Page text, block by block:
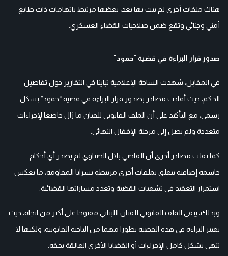
هناك ملفات أخرى لم يبت بها بعد، بعضها مرتبط باتهامات ذات طابع
أمني وجنائي وتقع ضمن صلاحيات القضاء العسكري.
صدور قرار البراءة في قضية "حمود"
في المقابل، شهدت الساحة الإعلامية تباينا في التقارير حول تفاصيل
الحكم، حيث أفادت مصادر بصدور قرار البراءة في قضية “حمود” بشكل
رسمي، مع التأكيد على أن الملف القانوني للفنان ما زال خاضعا لإجراءات
متعددة ولم يصل إلى مرحلة الإقفال النهائي.
كما نقلت مصادر أخرى أن القاضي بلال الضناوي لم يصدر أي أحكام
حاسمة إضافية تتعلق بملفات أخرى مرتبطة بسرايا المقاومة، ما يعكس
استمرار التعقيد في تشعبات القضية وتعدد مساراتها القضائية.
وبذلك، يبقى الملف القانوني للفنان اللبناني مفتوحا على أكثر من اتجاه، حيث
تعتبر البراءة في هذه القضية تطورا مهما من الناحية القانونية، ولكنها لا
تنهى بشكل كامل الإجراءات أو القضايا الأخرى العالقة بحقه.